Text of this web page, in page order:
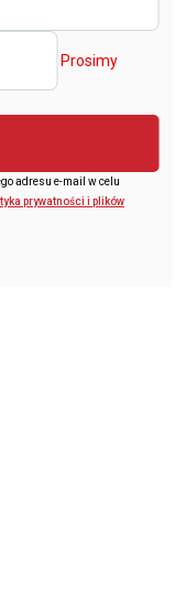
Prosimy
adresu e-mail w celu
prywatności i plików